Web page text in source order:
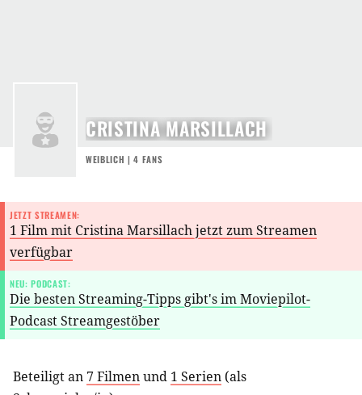
CRISTINA MARSILLACH
WEIBLICH | 4 FANS
JETZT STREAMEN:
1 Film mit Cristina Marsillach jetzt zum Streamen
verfügbar
NEU: PODCAST:
Die besten Streaming-Tipps gibt's im Moviepilot-
Podcast Streamgestöber
Beteiligt an 7 Filmenund 1 Serien (als